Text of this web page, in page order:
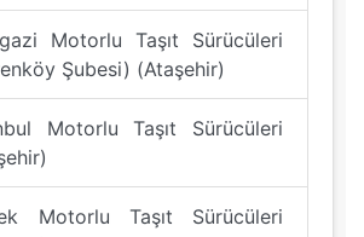
Motorlu Taşıt Sürücüleri
Şubesi) (Ataşehir)
Motorlu Taşıt Sürücüleri
Motorlu Taşıt Sürücüleri